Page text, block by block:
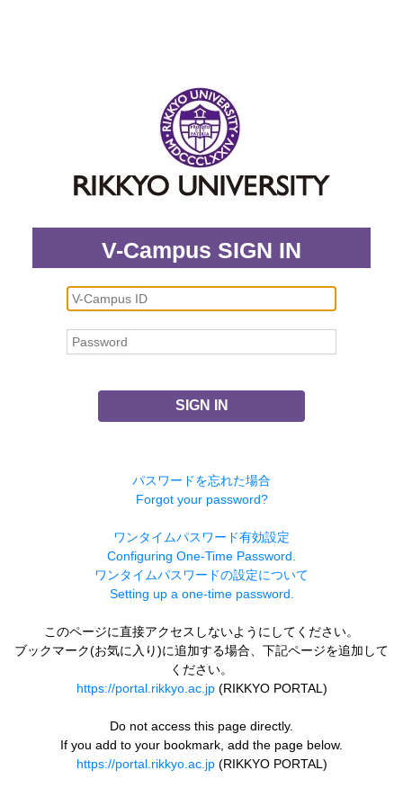
V-Campus SIGN IN
SIGN IN
パスワードを忘れた場合
Forgot your password?
ワンタイムパスワード有効設定
Configuring One-Time Password.
ワンタイムパスワードの設定について
Setting up a one-time password.
このページに直接アクセスしないようにしてください。
ブックマーク(お気に入り)に追加する場合、下記ページを追加して
ください。
https://portal.rikkyo.ac.jp(RIKKYO PORTAL)
Do not access this page directly.
If you add to your bookmark, add the page below.
https://portal.rikkyo.ac.jp(RIKKYO PORTAL)